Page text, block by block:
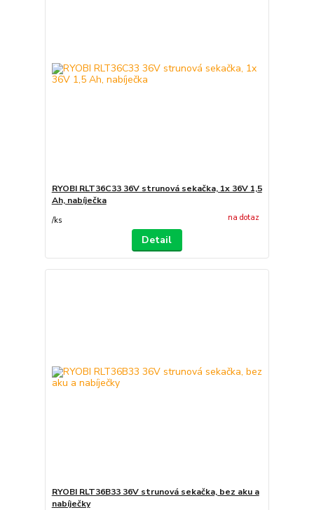
RYOBI RLT36C33 36V strunová sekačka, 1x 36V 1,5
Ah, nabíječka
/ks na dotaz
Detail
RYOBI RLT36B33 36V strunová sekačka, bez aku a
nabíječky